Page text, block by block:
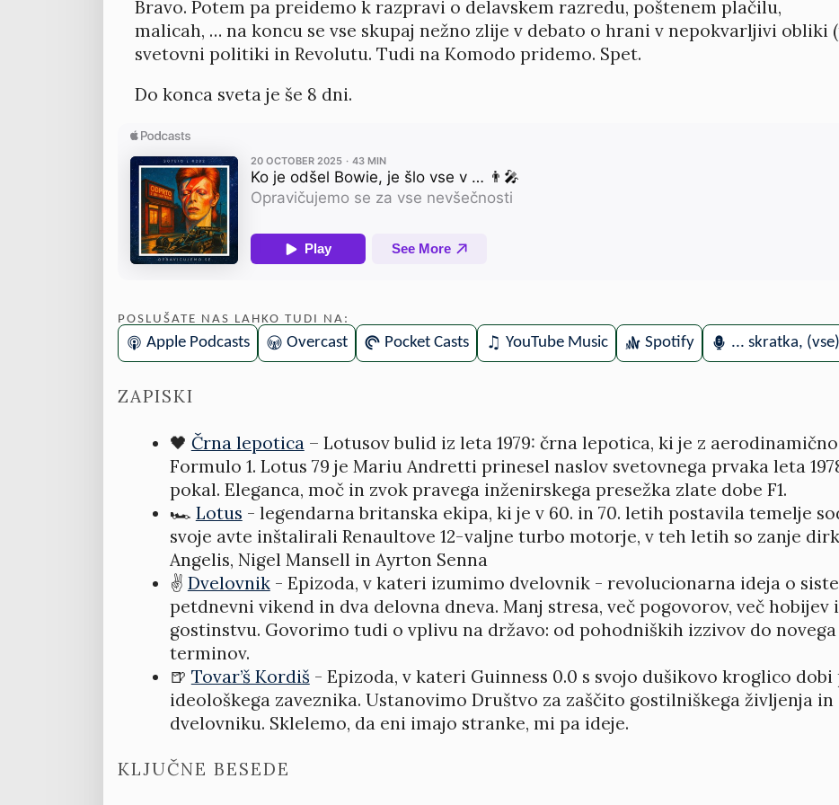
Bravo. Potem pa preidemo k razpravi o delavskem razredu, poštenem plačilu,
malicah, … na koncu se vse skupaj nežno zlije v debato o hrani v nepokvarljivi obliki
svetovni politiki in Revolutu. Tudi na Komodo pridemo. Spet.
Do konca sveta je še 8 dni.
POSLUŠATE NAS LAHKO TUDI NA:
Apple Podcasts Overcast Pocket Casts YouTube Music Spotify ... skratka,
ZAPISKI
🖤 Črna lepotica– Lotusov bulid iz leta 1979: črna lepotica, ki je z
Formulo 1. Lotus 79 je Mariu Andretti prinesel naslov svetovnega prvaka leta
pokal. Eleganca, moč in zvok pravega inženirskega presežka zlate dobe F1.
🏎️ Lotus - legendarna britanska ekipa, ki je v 60. in 70. letih postavila temelje
svoje avte inštalirali Renaultove 12-valjne turbo motorje, v teh letih so zanje
Angelis, Nigel Mansell in Ayrton Senna
✌️ Dvelovnik- Epizoda, v kateri izumimo dvelovnik - revolucionarna ideja o
petdnevni vikend in dva delovna dneva. Manj stresa, več pogovorov, več hobijev
gostinstvu. Govorimo tudi o vplivu na državo: od pohodniških izzivov do
terminov.
🍺 Tovar’š Kordiš - Epizoda, v kateri Guinness 0.0 s svojo dušikovo kroglico
ideološkega zaveznika. Ustanovimo Društvo za zaščito gostilniškega življenja
dvelovniku. Sklelemo, da eni imajo stranke, mi pa ideje.
KLJUČNE BESEDE